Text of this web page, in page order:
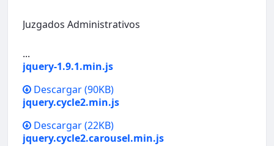
Juzgados Administrativos
...
jquery-1.9.1.min.js
Descargar(90KB)
jquery.cycle2.min.js
Descargar(22KB)
jquery.cycle2.carousel.min.js